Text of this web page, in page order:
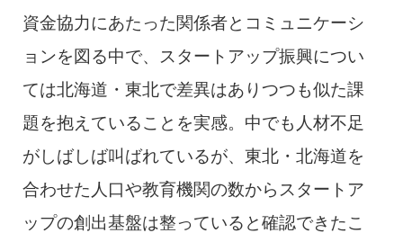
資金協力にあたった関係者とコミュニケーシ
ョンを図る中で、スタートアップ振興につい
ては北海道・東北で差異はありつつも似た課
題を抱えていることを実感。中でも人材不足
がしばしば叫ばれているが、東北・北海道を
合わせた人口や教育機関の数からスタートア
ップの創出基盤は整っていると確認できたこ